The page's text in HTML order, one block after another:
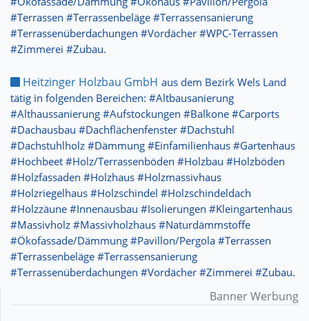
#Terrassen #Terrassenbeläge #Terrassensanierung
#Terrassenüberdachungen #Vordächer #WPC-Terrassen
#Zimmerei #Zubau.
Heitzinger Holzbau GmbH aus dem Bezirk Wels Land
tätig in folgenden Bereichen: #Altbausanierung
#Althaussanierung #Aufstockungen #Balkone #Carports
#Dachausbau #Dachflächenfenster #Dachstuhl
#Dachstuhlholz #Dämmung #Einfamilienhaus #Gartenhaus
#Hochbeet #Holz/Terrassenböden #Holzbau #Holzböden
#Holzfassaden #Holzhaus #Holzmassivhaus
#Holzriegelhaus #Holzschindel #Holzschindeldach
#Holzzäune #Innenausbau #Isolierungen #Kleingartenhaus
#Massivholz #Massivholzhaus #Naturdämmstoffe
#Ökofassade/Dämmung #Pavillon/Pergola #Terrassen
#Terrassenbeläge #Terrassensanierung
#Terrassenüberdachungen #Vordächer #Zimmerei #Zubau.
Banner Werbung